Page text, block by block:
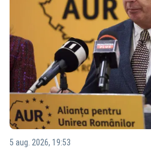
5 aug. 2026, 19:53